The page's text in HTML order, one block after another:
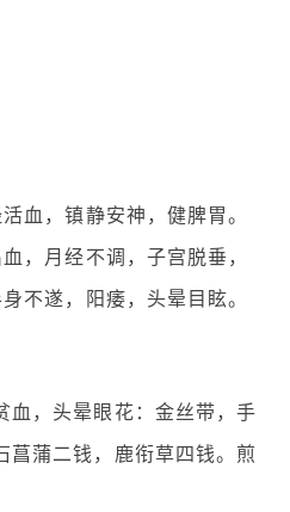
血，镇静安神，健脾胃。
，月经不调，子宫脱垂，
不遂，阳痿，头晕目眩。
血，头晕眼花：金丝带，手
菖蒲二钱，鹿衔草四钱。煎